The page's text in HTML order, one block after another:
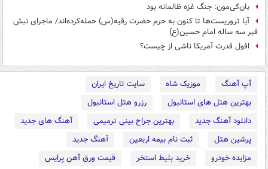
بان‌کی‌مون: جنگ غزه ظالمانه بود
آیا تروریست‌ها تا کنون به حرم حضرت رقیه(س) حمله‌کرده‌اند/ ماجرای نبش
قبر سه ساله امام حسین(ع)
افول قدرت آمریکا ناشی از چیست؟
آپ آهنگ موزیک شاه
سایت تاریخ ایران
بهترین هتل های استانبول
رزرو هتل استانبول
دانلود آهنگ جدید
بهترین جراح بینی ترمیمی
آهنگ های جدید
پرشین هتل
ثبت نام بیمه اربعین
آهنگ جدید
مزایده خودرو
خرید بلیط استخر
قیمت ورق آهن پرایس